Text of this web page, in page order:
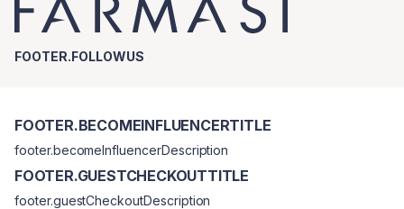
FOOTER.FOLLOWUS
FOOTER.BECOMEINFLUENCERTITLE
footer.becomeInfluencerDescription
FOOTER.GUESTCHECKOUTTITLE
footer.guestCheckoutDescription